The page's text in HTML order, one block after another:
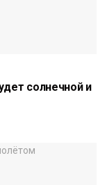
солнечной и